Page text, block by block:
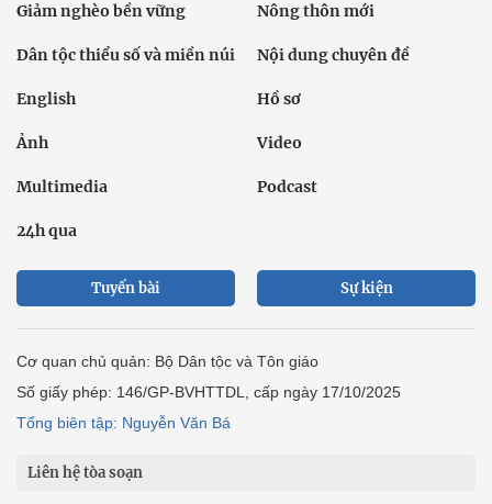
Giảm nghèo bền vững Nông thôn mới
Dân tộc thiểu số và miền núi Nội dung chuyên đề
English Hồ sơ
Ảnh Video
Multimedia Podcast
24h qua
Tuyến bài Sự kiện
Cơ quan chủ quản: Bộ Dân tộc và Tôn giáo
Số giấy phép: 146/GP-BVHTTDL, cấp ngày 17/10/2025
Tổng biên tập: Nguyễn Văn Bá
Liên hệ tòa soạn